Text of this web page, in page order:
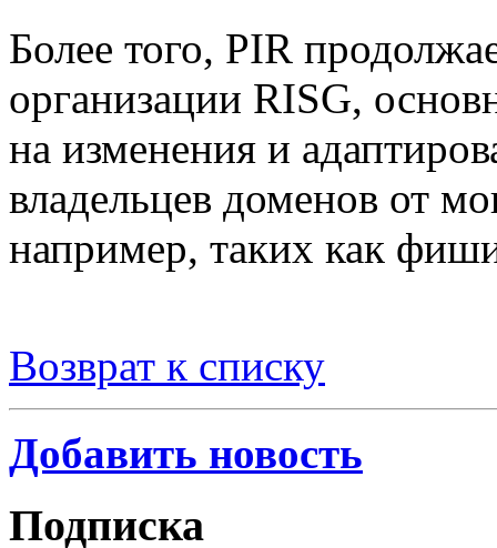
Более того, PIR
организации RISG,
на изменения и
владельцев доменов от
например, таких как
Возврат к списку
Добавить новость
Подписка